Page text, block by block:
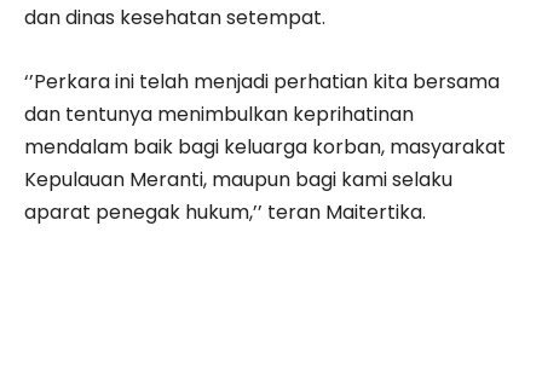
dan dinas kesehatan setempat.
‘’Perkara ini telah menjadi perhatian kita bersama
dan tentunya menimbulkan keprihatinan
mendalam baik bagi keluarga korban, masyarakat
Kepulauan Meranti, maupun bagi kami selaku
aparat penegak hukum,’’ teran Maitertika.